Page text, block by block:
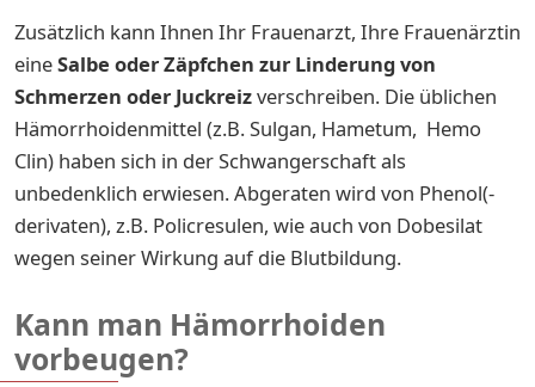
Zusätzlich kann Ihnen Ihr Frauenarzt, Ihre Frauenärztin
eineSalbe oder Zäpfchen zur Linderung von
Schmerzen oder Juckreizverschreiben. Die üblichen
Hämorrhoidenmittel (z.B. Sulgan, Hametum, Hemo
Clin) haben sich in der Schwangerschaft als
unbedenklich erwiesen. Abgeraten wird von Phenol(-
derivaten), z.B. Policresulen, wie auch von Dobesilat
wegen seiner Wirkung auf die Blutbildung.
Kann man Hämorrhoiden
vorbeugen?